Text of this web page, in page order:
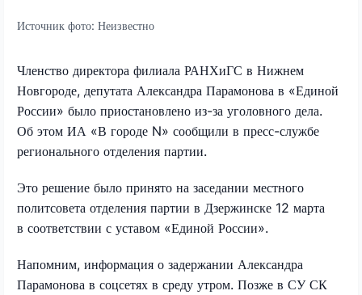
Источник фото: Неизвестно
Членство директора филиала РАНХиГС в Нижнем
Новгороде, депутата Александра Парамонова в «Единой
России» было приостановлено из-за уголовного дела.
Об этом ИА «В городе N» сообщили в пресс-службе
регионального отделения партии.
Это решение было принято на заседании местного
политсовета отделения партии в Дзержинске 12 марта
в соответствии с уставом «Единой России».
Напомним, информация о задержании Александра
Парамонова в соцсетях в среду утром. Позже в СУ СК